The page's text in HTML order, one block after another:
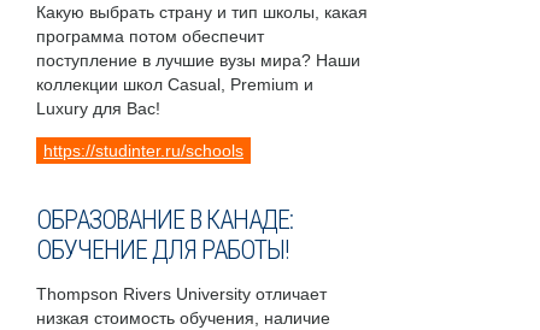
Какую выбрать страну и тип школы, какая
программа потом обеспечит
поступление в лучшие вузы мира? Наши
коллекции школ Casual, Premium и
Luxury для Вас!
https://studinter.ru/schools
ОБРАЗОВАНИЕ В КАНАДЕ:
ОБУЧЕНИЕ ДЛЯ РАБОТЫ!
Thompson Rivers University отличает
низкая стоимость обучения, наличие